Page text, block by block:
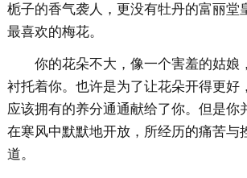
栀子的香气袭人，更没有牡丹的富丽
最喜欢的梅花。
你的花朵不大，像一个害羞的姑娘
衬托着你。也许是为了让花朵开得更好
应该拥有的养分通通献给了你。但是你
在寒风中默默地开放，所经历的痛苦与
道。